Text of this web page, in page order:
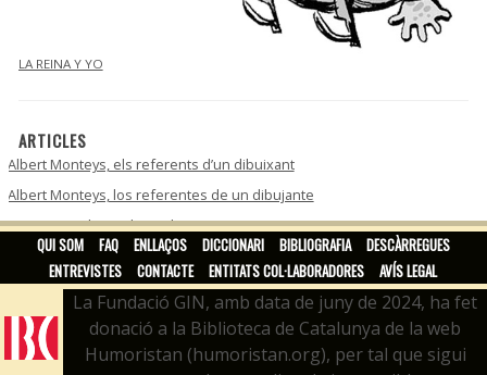
LA REINA Y YO
ARTICLES
Albert Monteys, els referents d’un dibuixant
Albert Monteys, los referentes de un dibujante
Bea Tormo, ilustradora e historietista
QUI SOM FAQ ENLLAÇOS DICCIONARI BIBLIOGRAFIA
DESCÀRREGUES
ENTREVISTES
CONTACTE ENTITATS COL·LABORADORES AVÍS LEGAL
La Fundació GIN, amb data de juny de 2024, ha fet
donació a la Biblioteca de Catalunya de la web
Humoristan (humoristan.org), per tal que sigui